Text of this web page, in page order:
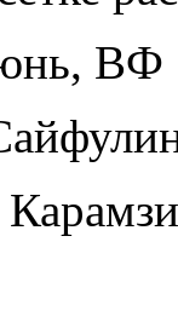
ВФ